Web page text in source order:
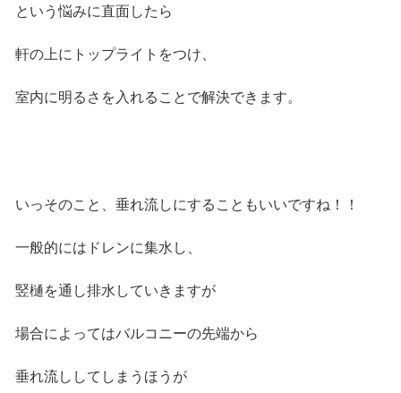
という悩みに直面したら
軒の上にトップライトをつけ、
室内に明るさを入れることで解決できます。
いっそのこと、垂れ流しにすることもいいですね！！
一般的にはドレンに集水し、
竪樋を通し排水していきますが
場合によってはバルコニーの先端から
垂れ流ししてしまうほうが